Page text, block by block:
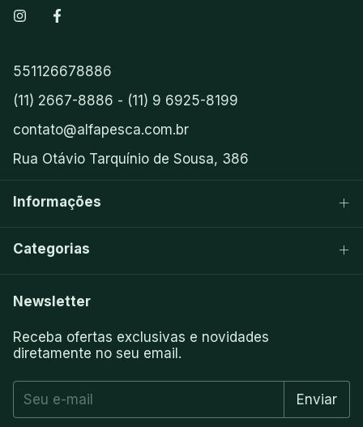
551126678886
(11) 2667-8886 - (11) 9 6925-8199
contato@alfapesca.com.br
Rua Otávio Tarquínio de Sousa, 386
Informações
Categorias
Newsletter
Receba ofertas exclusivas e novidades
diretamente no seu email.